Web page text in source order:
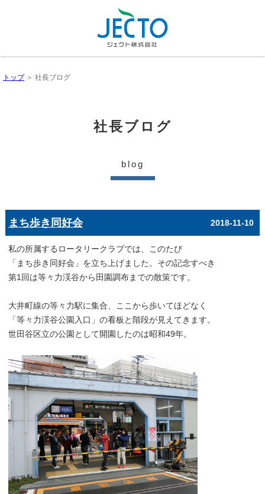
トップ＞ 社長ブログ
社長ブログ
blog
まち歩き同好会 2018-11-10
私の所属するロータリークラブでは、このたび
「まち歩き同好会」を立ち上げました。その記念すべき
第1回は等々力渓谷から田園調布までの散策です。
大井町線の等々力駅に集合、ここから歩いてほどなく
「等々力渓谷公園入口」の看板と階段が見えてきます。
世田谷区立の公園として開園したのは昭和49年。